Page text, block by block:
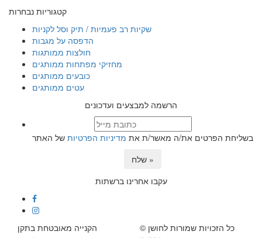
קטגוריות נבחרות
שקיות רב פעמיות / תיק וסל לקניות
הדפסה על מגבות
חולצות ממותגות
מחזיקי מפתחות ממותגים
כובעים ממותגים
עטים ממותגים
הרשמה למבצעים ועדכונים
בשליחת הפרטים את/ה מאשר/ת את מדיניות הפרטיות של האתר
שלח »
עקבו אחרינו ברשתות
© כל הזכויות שמורות לחושן
הקנייה מאובטחת בתקן